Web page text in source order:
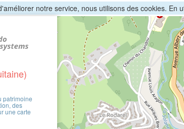
notre service, nous utilisons des cookies. En
patrimoine
des
une carte